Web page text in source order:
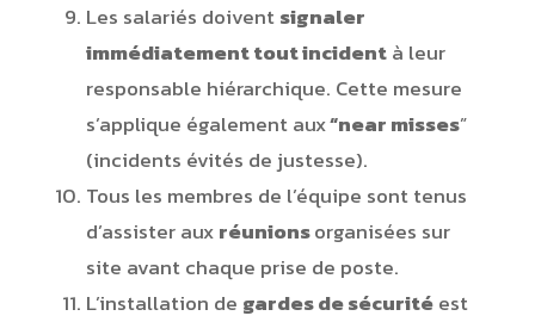
Les salariés doiventsignaler
immédiatement tout incidentà leur
responsable hiérarchique. Cette mesure
s’applique également aux“near misses”
(incidents évités de justesse).
Tous les membres de l’équipe sont tenus
d’assister auxréunionsorganisées sur
site avant chaque prise de poste.
L’installation de gardes de sécuritéest